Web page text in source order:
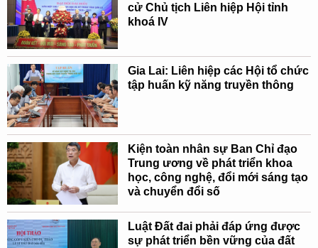
cử Chủ tịch Liên hiệp Hội tỉnh
khoá IV
Gia Lai: Liên hiệp các Hội tổ chức
tập huấn kỹ năng truyền thông
Kiện toàn nhân sự Ban Chỉ đạo
Trung ương về phát triển khoa
học, công nghệ, đổi mới sáng tạo
và chuyển đổi số
Luật Đất đai phải đáp ứng được
sự phát triển bền vững của đất